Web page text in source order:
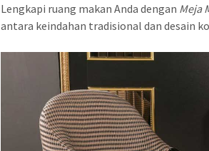
Lengkapi ruang makan Anda dengan Meja
antara keindahan tradisional dan desain